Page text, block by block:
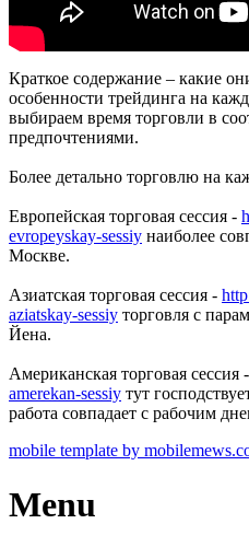
Краткое содержание – какие
особенности трейдинга на
выбираем время торговли в
предпочтениями.
Более детально торговлю на
Европейская торговая сессия -
evropeyskay-sessiy наиболее
Москве.
Азиатская торговая сессия -
aziatskay-sessiy торговля с
Йена.
Американская торговая сессия -
amerekan-sessiy тут
работа совпадает с рабочим
mobile template by
Menu